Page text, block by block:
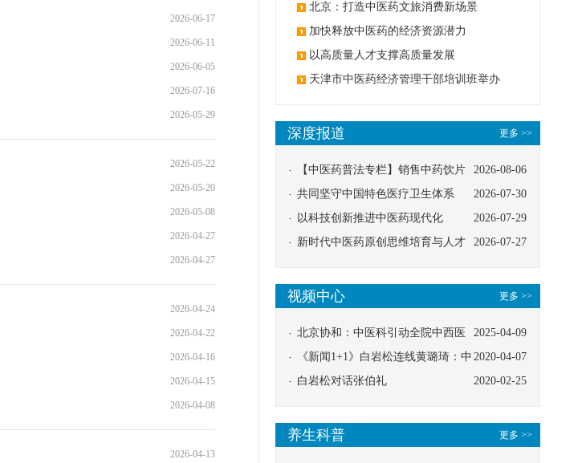
2026-06-17
2026-06-11
2026-06-05
2026-07-16
2026-05-29
2026-05-22
2026-05-20
2026-05-08
2026-04-27
2026-04-27
2026-04-24
2026-04-22
2026-04-16
2026-04-15
2026-04-08
2026-04-13
北京：打造中医药文旅消费新场景
加快释放中医药的经济资源潜力
以高质量人才支撑高质量发展
天津市中医药经济管理干部培训班举办
更多 >>
深度报道
2026-08-06
【中医药普法专栏】销售中药饮片
应告知煎服方法及注意事项
2026-07-30
共同坚守中国特色医疗卫生体系
2026-07-29
以科技创新推进中医药现代化
2026-07-27
新时代中医药原创思维培育与人才
更多 >>
视频中心
2025-04-09
北京协和：中医科引动全院中西医
协同
2020-04-07
《新闻1+1》白岩松连线黄璐琦：中
医救治的临床效果
2020-02-25
白岩松对话张伯礼
更多 >>
养生科普